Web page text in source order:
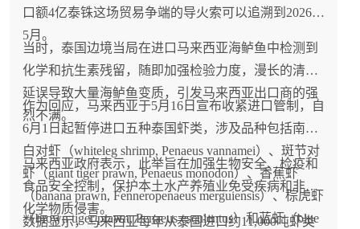
口额4亿泰铢这场贸易争端的导火索可以追溯到2026年
5月。
当时，泰国边境当局在进口马来西亚海鲈鱼中检测到
化学和抗生素残留，随即加强检验力度，漫长的清关
延误导致大量海鲈鱼变质，引发马来西亚出口商的强
烈不满。
作为回应，马来西亚于5月16日宣布收紧进口管制，自
6月1日起暂停进口五种泰国虾类，涉及品种包括南美
白对虾（whiteleg shrimp, Penaeus vannamei）、斑节对
虾（giant tiger prawn, Penaeus monodon）、香蕉虾
（banana prawn, Fenneropenaeus merguiensis）、棕虎虾
（brown tiger prawn, Penaeus esculentus）和蓝虾（blue
马来西亚政府表示，此举旨在加强生物安全、检疫和
食品安全控制，保护本土水产养殖业免受疾病和非法
化学物质侵害。
数据显示，马来西亚每年从泰国进口约11,000吨虾类